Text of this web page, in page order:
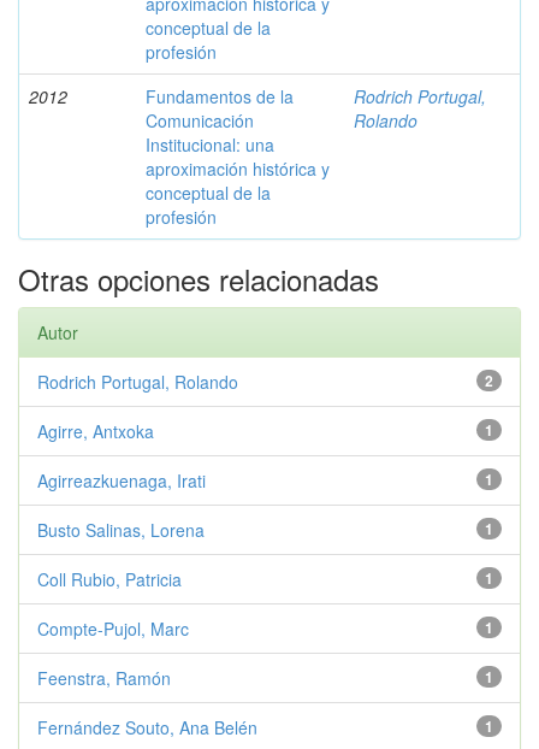
conceptual de la
profesión
2012
Fundamentos de la
Comunicación
Institucional: una
aproximación histórica y
conceptual de la
profesión
Rodrich Portugal,
Rolando
Otras opciones relacionadas
Autor
2
Rodrich Portugal, Rolando
1
Agirre, Antxoka
1
Agirreazkuenaga, Irati
1
Busto Salinas, Lorena
1
Coll Rubio, Patricia
1
Compte-Pujol, Marc
1
Feenstra, Ramón
1
Fernández Souto, Ana Belén